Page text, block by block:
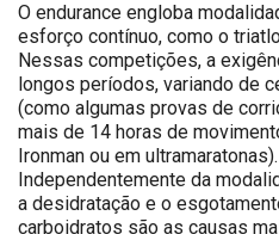
O endurance engloba
esforço contínuo, como o
Nessas competições, a
longos períodos, variando de
(como algumas provas de
mais de 14 horas de
Ironman ou em ultramaratonas).
Independentemente da
a desidratação e o
carboidratos são as causas